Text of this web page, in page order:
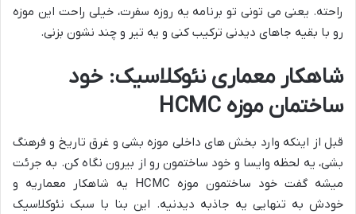
راحته. یعنی می تونی تو برنامه یه روزه سفرت، خیلی راحت این موزه
رو با بقیه جاهای دیدنی ترکیب کنی و یه تیر و چند نشون بزنی.
شاهکار معماری نئوکلاسیک: خود
ساختمان موزه HCMC
قبل از اینکه وارد بخش های داخلی موزه بشی و غرق تاریخ و فرهنگ
بشی، یه لحظه وایسا و خود ساختمون رو از بیرون نگاه کن. به جرئت
میشه گفت خود ساختمون موزه HCMC یه شاهکار معماریه و
خودش به تنهایی یه جاذبه دیدنیه. این بنا با سبک نئوکلاسیک